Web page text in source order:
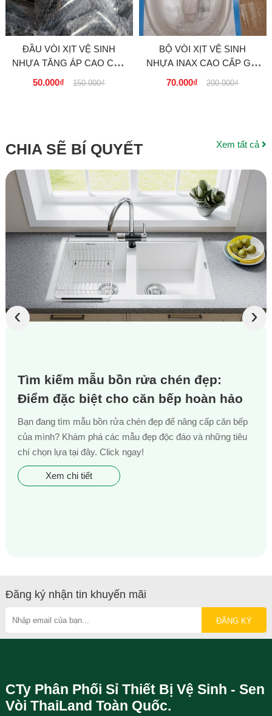
ĐẦU VÒI XỊT VỆ SINH
NHỰA TĂNG ÁP CAO CẤP
GIÁ RẺ TẠI TPHCM
50.000₫ 150.000₫
BỘ VÒI XỊT VỆ SINH
NHỰA INAX CAO CẤP GIÁ
RẺ TẠI TPHCM
70.000₫ 200.000₫
CHIA SẼ BÍ QUYẾT Xem tất cả
Tìm kiếm mẫu bồn rửa chén đẹp:
Điểm đặc biệt cho căn bếp hoàn hảo
Bạn đang tìm mẫu bồn rửa chén đẹp để nâng cấp căn bếp
của mình? Khám phá các mẫu đẹp độc đáo và những tiêu
chí chọn lựa tại đây. Click ngay!
Xem chi tiết
‹ ›
Đăng ký nhận tin khuyến mãi
CTy Phân Phối Sỉ Thiết Bị Vệ Sinh - Sen
Vòi ThaiLand Toàn Quốc.